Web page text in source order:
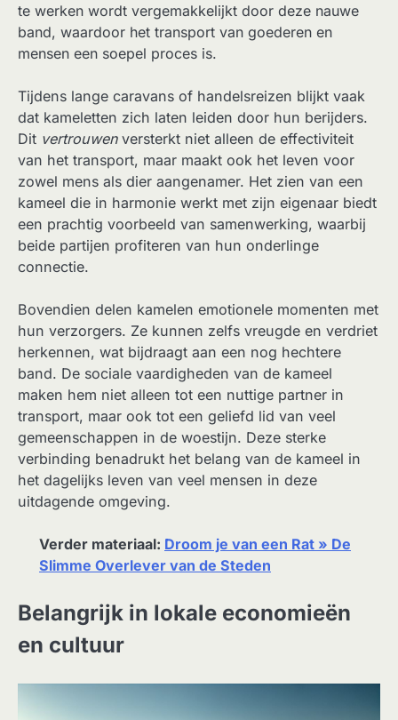
te werken wordt vergemakkelijkt door deze nauwe
band, waardoor het transport van goederen en
mensen een soepel proces is.
Tijdens lange caravans of handelsreizen blijkt vaak
dat kameletten zich laten leiden door hun berijders.
Dit vertrouwenversterkt niet alleen de effectiviteit
van het transport, maar maakt ook het leven voor
zowel mens als dier aangenamer. Het zien van een
kameel die in harmonie werkt met zijn eigenaar biedt
een prachtig voorbeeld van samenwerking, waarbij
beide partijen profiteren van hun onderlinge
connectie.
Bovendien delen kamelen emotionele momenten met
hun verzorgers. Ze kunnen zelfs vreugde en verdriet
herkennen, wat bijdraagt aan een nog hechtere
band. De sociale vaardigheden van de kameel
maken hem niet alleen tot een nuttige partner in
transport, maar ook tot een geliefd lid van veel
gemeenschappen in de woestijn. Deze sterke
verbinding benadrukt het belang van de kameel in
het dagelijks leven van veel mensen in deze
uitdagende omgeving.
Verder materiaal: Droom je van een Rat » De
Slimme Overlever van de Steden
Belangrijk in lokale economieën
en cultuur